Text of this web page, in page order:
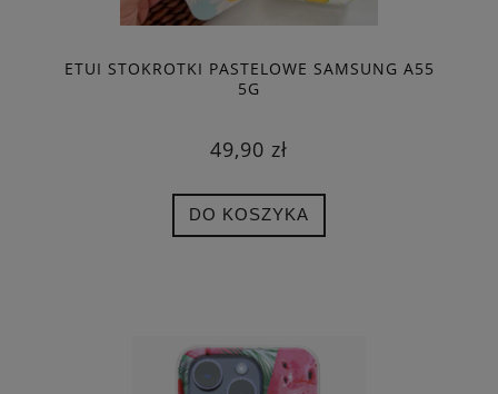
ETUI STOKROTKI PASTELOWE SAMSUNG A55
5G
49,90 zł
DO KOSZYKA